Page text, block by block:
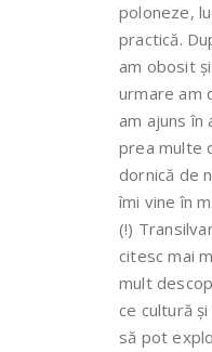
poloneze,
practică.
am obosit
urmare am
am ajuns în
prea multe
dornică de
îmi vine în
(!)
citesc mai
mult
ce cultură
să pot